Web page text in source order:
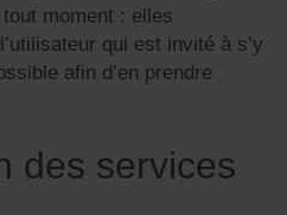
moment : elles
qui est invité à s’y
afin d’en prendre
des services